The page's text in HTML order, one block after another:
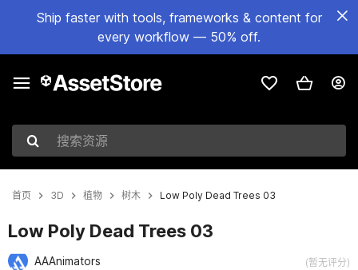
Ship faster with tools, frameworks & content for
every workflow — 50% off.
搜索资源
首页 3D 植物 树木 Low Poly Dead Trees 03
Low Poly Dead Trees 03
AAAnimators (暂无评分)